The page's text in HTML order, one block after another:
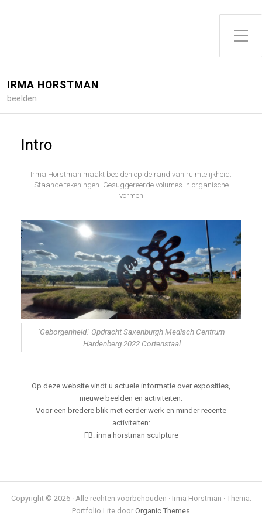
Toggle
IRMA HORSTMAN
beelden
Intro
Irma Horstman maakt beelden op de rand van ruimtelijkheid.
Staande tekeningen. Gesuggereerde volumes in organische
vormen
‘Geborgenheid.’ Opdracht Saxenburgh Medisch Centrum
Hardenberg 2022 Cortenstaal
Op deze website vindt u actuele informatie over exposities,
nieuwe beelden en activiteiten.
Voor een bredere blik met eerder werk en minder recente
activiteiten:
FB: irma horstman sculpture
Copyright © 2026 · Alle rechten voorbehouden · Irma Horstman · Thema:
Portfolio Lite door Organic Themes